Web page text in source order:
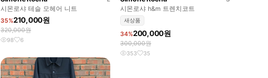
시몬로샤 테슬 모헤어 니트
35%210,000원
320,000원
98 6
시몬로샤 h&m 트렌치코트
새상품
34%200,000원
300,000원
353 35